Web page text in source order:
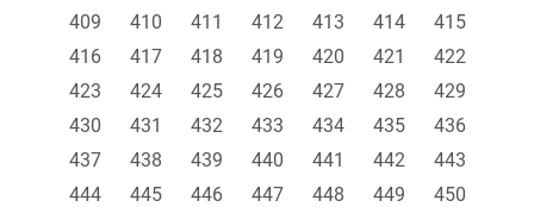
409
410 411 412 413 414
415
416
417 418 419 420 421
422
423
424 425 426 427 428
429
430
431 432 433 434 435
436
437
438 439 440 441 442
443
444
445 446 447 448 449
450